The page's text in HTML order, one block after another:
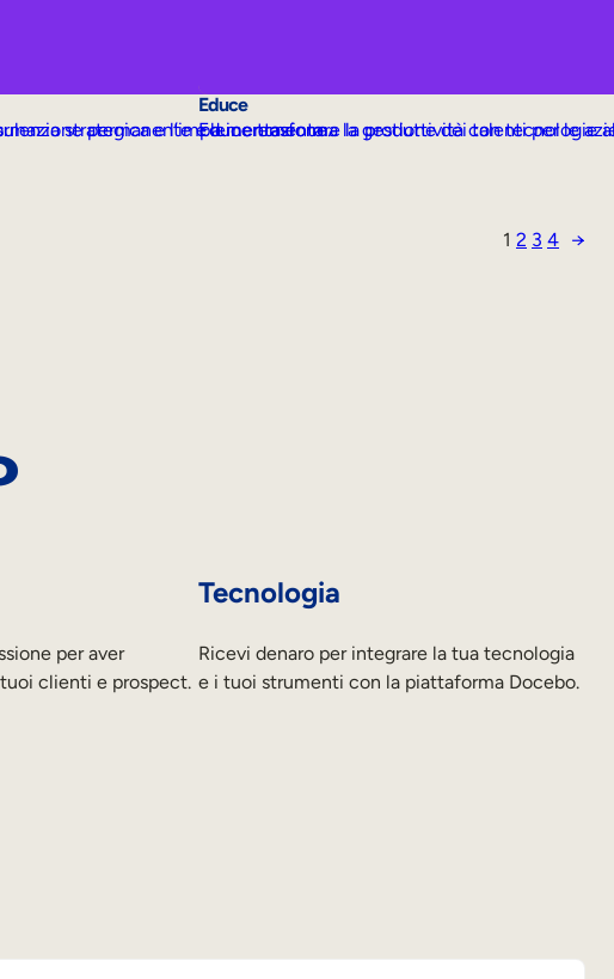
permanente e a incrementare la produttività con tecnologie
strategica e l’implementazione.
Educe
Educe trasforma la gestione dei talenti per le
1 2 3 4 →
per aver
clienti e prospect.
Tecnologia
Ricevi denaro per integrare la tua tecnologia
e i tuoi strumenti con la piattaforma Docebo.